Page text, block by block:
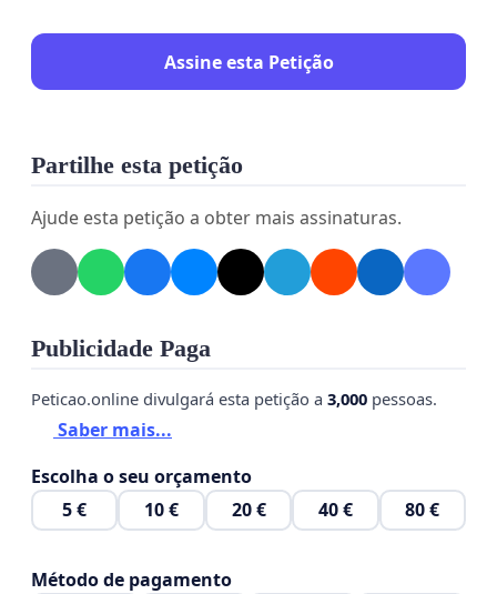
Assine esta Petição
Partilhe esta petição
Ajude esta petição a obter mais assinaturas.
Publicidade Paga
Peticao.online divulgará esta petição a 3,000 pessoas.
Saber mais...
Escolha o seu orçamento
5 €
10 € 20 € 40 € 80 €
Método de pagamento